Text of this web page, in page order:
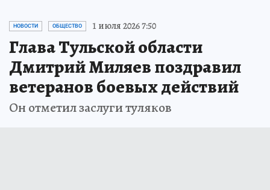
НОВОСТИ ОБЩЕСТВО 1 июля 2026 7:50
Глава Тульской области
Дмитрий Миляев поздравил
ветеранов боевых действий
Он отметил заслуги туляков